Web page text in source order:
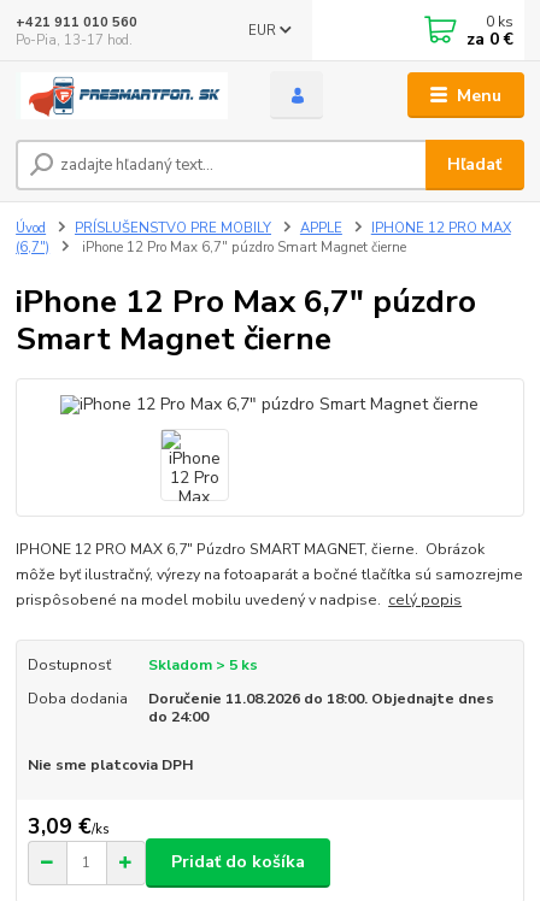
Menu
EUR
Hľadať
+421 911 010 560
Po-Pia, 13-17 hod.
0 ks
za 0 €
Úvod PRÍSLUŠENSTVO PRE MOBILY APPLE
IPHONE 12 PRO MAX
(6,7")
iPhone 12 Pro Max 6,7" púzdro Smart Magnet čierne
iPhone 12 Pro Max 6,7" púzdro
Smart Magnet čierne
IPHONE 12 PRO MAX 6,7" Púzdro SMART MAGNET, čierne. Obrázok
môže byť ilustračný, výrezy na fotoaparát a bočné tlačítka sú samozrejme
prispôsobené na model mobilu uvedený v nadpise. celý popis
Dostupnosť
Skladom > 5 ks
Doba dodania
Doručenie 11.08.2026 do 18:00. Objednajte dnes
do 24:00
Nie sme platcovia DPH
3,09 €/ks
Pridať do košíka